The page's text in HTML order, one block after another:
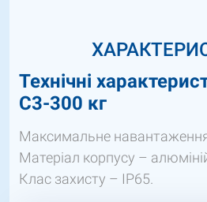
Технічні
C3-300 кг
Максимальне
Матеріал корпусу –
Клас захисту – IP65.